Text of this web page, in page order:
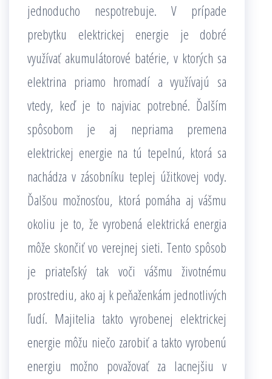
jednoducho nespotrebuje. V prípade
prebytku elektrickej energie je dobré
využívať akumulátorové batérie, v ktorých sa
elektrina priamo hromadí a využívajú sa
vtedy, keď je to najviac potrebné. Ďalším
spôsobom je aj nepriama premena
elektrickej energie na tú tepelnú, ktorá sa
nachádza v zásobníku teplej úžitkovej vody.
Ďalšou možnosťou, ktorá pomáha aj vášmu
okoliu je to, že vyrobená elektrická energia
môže skončiť vo verejnej sieti. Tento spôsob
je priateľský tak voči vášmu životnému
prostrediu, ako aj k peňaženkám jednotlivých
ľudí. Majitelia takto vyrobenej elektrickej
energie môžu niečo zarobiť a takto vyrobenú
energiu možno považovať za lacnejšiu v